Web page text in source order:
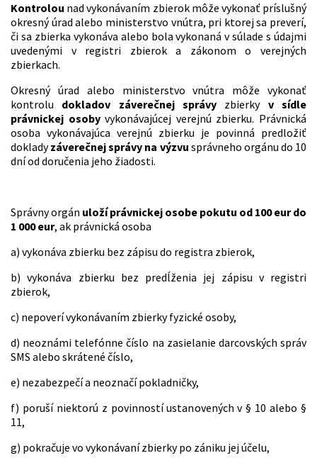
Kontrolou nad vykonávaním zbierok môže vykonať príslušný
okresný úrad alebo ministerstvo vnútra, pri ktorej sa preverí,
či sa zbierka vykonáva alebo bola vykonaná v súlade s údajmi
uvedenými v registri zbierok a zákonom o verejných
zbierkach.
Okresný úrad alebo ministerstvo vnútra môže vykonať
kontrolu dokladov záverečnej správy zbierky v sídle
právnickej osobyvykonávajúcej verejnú zbierku. Právnická
osoba vykonávajúca verejnú zbierku je povinná predložiť
dokladyzáverečnej správy na výzvu správneho orgánu do 10
dní od doručenia jeho žiadosti.
Správny orgán uloží právnickej osobe pokutu od 100 eur do
1 000 eur, ak právnická osoba
a) vykonáva zbierku bez zápisu do registra zbierok,
b) vykonáva zbierku bez predĺženia jej zápisu v registri
zbierok,
c) nepoverí vykonávaním zbierky fyzické osoby,
d) neoznámi telefónne číslo na zasielanie darcovských správ
SMS alebo skrátené číslo,
e) nezabezpečí a neoznačí pokladničky,
f) poruší niektorú z povinností ustanovených v § 10 alebo §
11,
g) pokračuje vo vykonávaní zbierky po zániku jej účelu,